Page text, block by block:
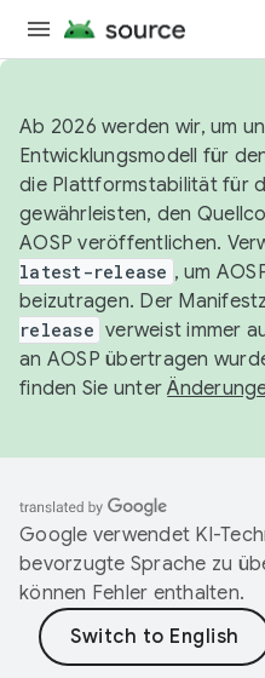
Ab 2026 werden wir, um
Entwicklungsmodell für
die Plattformstabilität für
gewährleisten, den
AOSP veröffentlichen.
latest-release , um
beizutragen. Der
release verweist immer
an AOSP übertragen
finden Sie unter
Google verwendet KI-
bevorzugte Sprache zu
können Fehler enthalten.